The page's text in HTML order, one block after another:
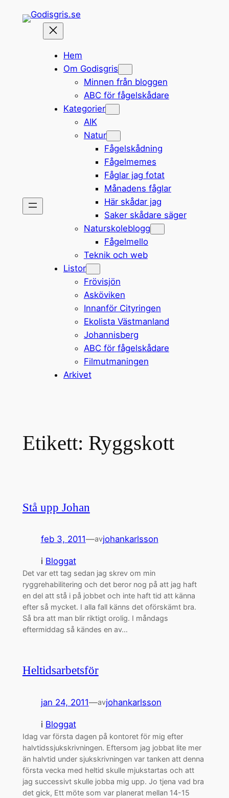
Hem
Om Godisgris
Minnen från bloggen
ABC för fågelskådare
Kategorier
AIK
Natur
Fågelskådning
Fågelmemes
Fåglar jag fotat
Månadens fåglar
Här skådar jag
Saker skådare säger
Naturskoleblogg
Fågelmello
Teknik och web
Listor
Frövisjön
Asköviken
Innanför Cityringen
Ekolista Västmanland
Johannisberg
ABC för fågelskådare
Filmutmaningen
Arkivet
Etikett: Ryggskott
Stå upp Johan
feb 3, 2011—avjohankarlsson
i Bloggat
Det var ett tag sedan jag skrev om min
ryggrehabilitering och det beror nog på att jag haft
en del att stå i på jobbet och inte haft tid att känna
efter så mycket. I alla fall känns det oförskämt bra.
Så bra att man blir riktigt orolig. I måndags
eftermiddag så kändes en av…
Heltidsarbetsför
jan 24, 2011—avjohankarlsson
i Bloggat
Idag var första dagen på kontoret för mig efter
halvtidssjukskrivningen. Eftersom jag jobbat lite mer
än halvtid under sjukskrivningen var tanken att denna
första vecka med heltid skulle mjukstartas och att
jag successivt skulle jobba mig upp. Jo tjena vad bra
det gick, Ett möte som var planerat mellan 14-15